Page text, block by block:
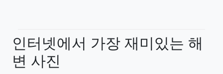
인터넷에서 가장재미있는 해
변 사진